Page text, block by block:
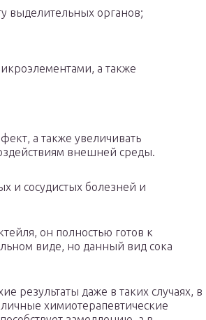
выделительных органов;
а также
а также увеличивать
внешней среды.
и сосудистых болезней и
он полностью готов к
виде, но данный вид сока
результаты даже в таких случаях, в
химиотерапевтические